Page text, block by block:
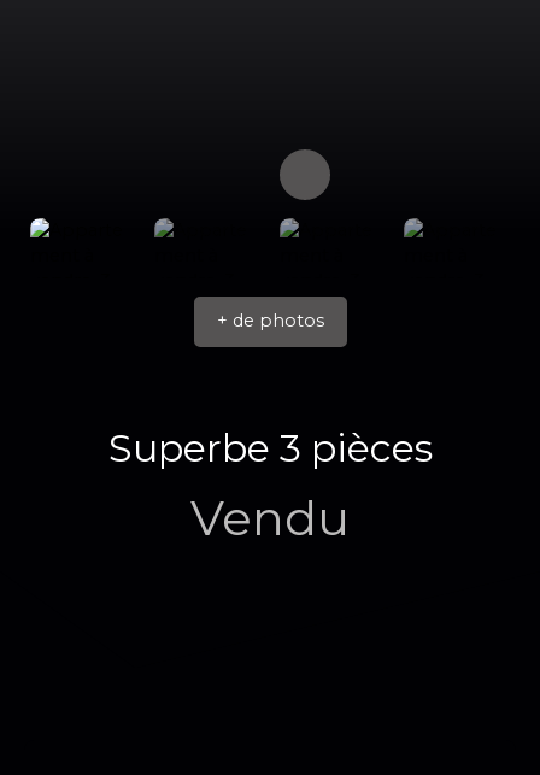
+ de photos
Superbe 3 pièces
Vendu